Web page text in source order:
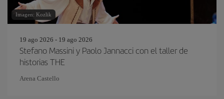
Imagen: Kozlik
19 ago 2026 - 19 ago 2026
Stefano Massini y Paolo Jannacci con el taller de
historias THE
Arena Castello